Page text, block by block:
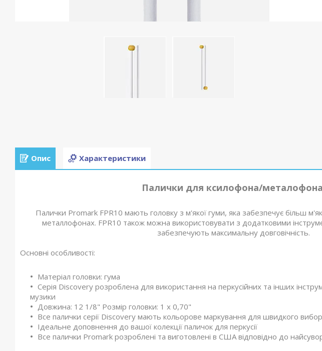
Опис Характеристики
Палички для ксилофона/металофона
Палички Promark FPR10 мають головку з м'якої гуми, яка забезпечує більш
металлофонах. FPR10 також можна використовувати з додатковими
забезпечують максимальну довговічність.
Основні особливості:
Матеріал головки: гума
Серія Discovery розроблена для використання на перкусійних та інших
музики
Довжина: 12 1/8" Розмір головки: 1 x 0,70"
Все палички серії Discovery мають кольорове маркування для швидкого
Ідеальне доповнення до вашої колекції паличок для перкусії
Все палички Promark розроблені та виготовлені в США відповідно до